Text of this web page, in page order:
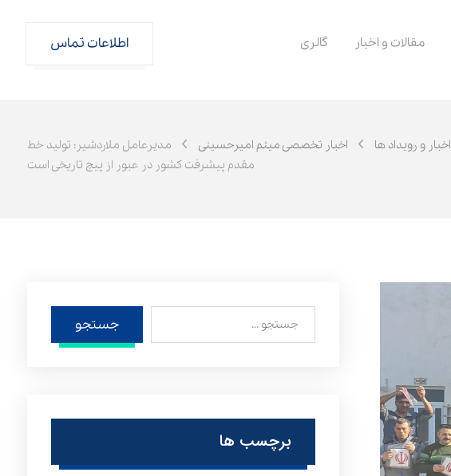
مقالات و اخبار گالری اطلاعات تماس
اخبار و رویداد ها اخبار تخصصی میثم امیرحسینی
مدیرعامل ملاردشیر: تولید خط
مقدم پیشرفت کشور در عبور از پیچ تاریخی است
جستجو
برچسب ها